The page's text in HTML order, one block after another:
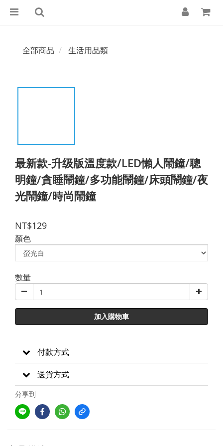
全部商品 生活用品類
最新款-升级版溫度款/LED懶人鬧鐘/聰
明鐘/貪睡鬧鐘/多功能鬧鐘/床頭鬧鐘/夜
光鬧鐘/時尚鬧鐘
NT$129
顏色
數量
加入購物車
付款方式
送貨方式
分享到